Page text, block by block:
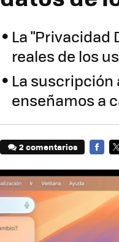
La
reales de los
La suscripción
enseñamos a
2 comentarios